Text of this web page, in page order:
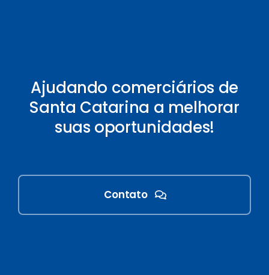
Ajudando comerciários de
Santa Catarina a melhorar
suas oportunidades!
Contato